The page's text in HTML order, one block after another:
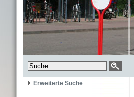
Erweiterte Suche